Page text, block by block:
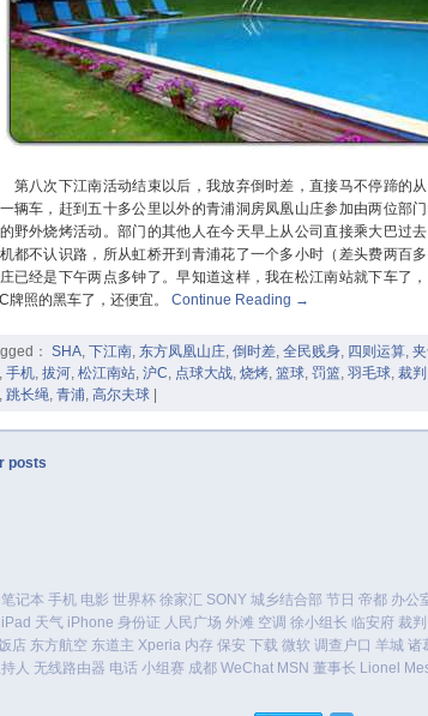
八次下江南活动结束以后，我放弃倒时差，直接马不停蹄的从
辆车，赶到五十多公里以外的青浦洞房凤凰山庄参加由两位部
野外烧烤活动。部门的其他人在今天早上从公司直接乘大巴过
都不认识路，所从虹桥开到青浦花了一个多小时（差头费两百
已经是下午两点多钟了。早知道这样，我在松江南站就下车了
牌照的黑车了，还便宜。
Continue Reading →
： SHA, 下江南, 东方凤凰山庄, 倒时差, 全民贱身, 四则运算,
, 手机, 拔河, 松江南站, 沪C, 点球大战, 烧烤, 篮球, 罚篮, 羽毛球, 裁判
, 跳长绳, 青浦, 高尔夫球
posts
笔记本 手机 电影 世界杯 徐家汇 SONY 城乡结合部 节日 帝都 办公
iPad 天气 iPhone 身份证 人民广场 外滩 空调 徐小组长 临安府 裁判
店 东方航空 东道主 Xperia 内存 保安 下载 微软 调查户口 羊城 诸
人 无线路由器 电话 小组赛 成都 WeChat MSN 董事长 Lionel